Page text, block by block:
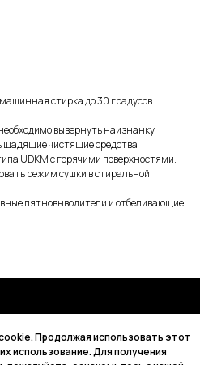
стирка до 30 градусов
вывернуть наизнанку
щадящие чистящие средства
UDKM с горячими поверхностями.
режим сушки в стиральной
пятновыводители и отбеливающие
Продолжая использовать этот
использование. Для получения